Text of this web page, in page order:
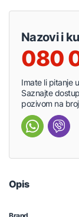
Nazovi i
080
Imate li pitanje
Saznajte
pozivom na
Opis